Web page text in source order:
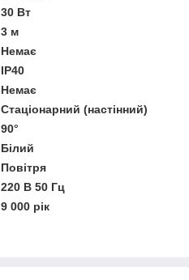
30 Вт
3 м
Немає
IP40
Немає
Стаціонарний (настінний)
90°
Білий
Повітря
220 В 50 Гц
9 000 рік